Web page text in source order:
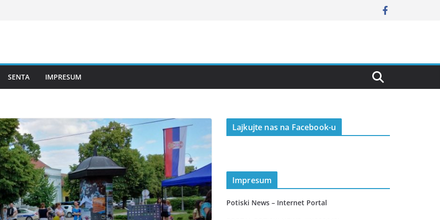
SENTA IMPRESUM
Lajkujte nas na Facebook-u
Impresum
Potiski News – Internet Portal